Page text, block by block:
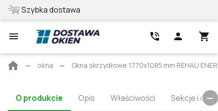
Szybka dostawa
Strona
okna Okna skrzydłowe 1770x1085 mm REHAU
O produkcie Opis Właściwości Sekcje i